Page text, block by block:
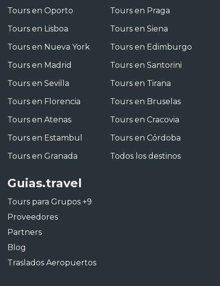
Tours en Oporto
Tours en Lisboa
Tours en Nueva York
Tours en Madrid
Tours en Sevilla
Tours en Florencia
Tours en Atenas
Tours en Estambul
Tours en Granada
Tours en Praga
Tours en Siena
Tours en Edimburgo
Tours en Santorini
Tours en Tirana
Tours en Bruselas
Tours en Cracovia
Tours en Córdoba
Todos los destinos
Guias.travel
Tours para Grupos +9
Proveedores
Partners
Blog
Traslados Aeropuertos